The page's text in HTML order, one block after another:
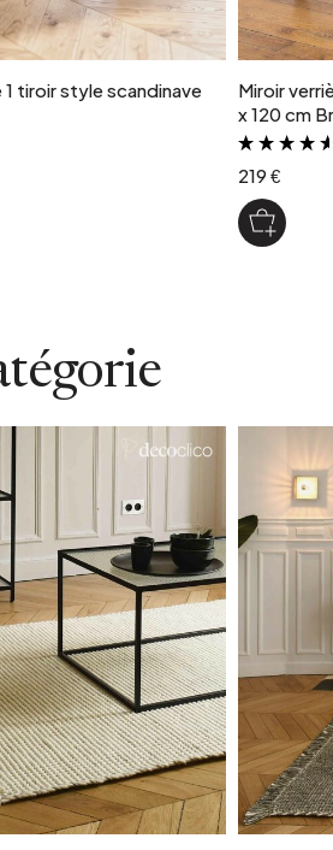
tiroir style scandinave
Miroir
x 120 cm
219 €